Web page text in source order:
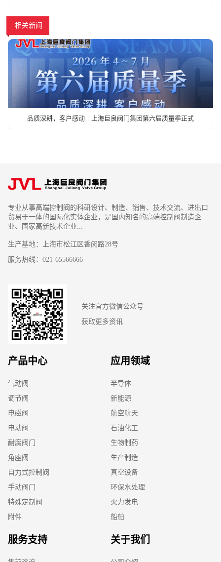
相关新闻
品质深耕，客户感动｜上海巨良阀门集团第六届质量季正式
专业从事高端控制阀的科研设计、制造、销售、技术交流、进出口
贸易于一体的国际化实体企业，是国内知名的高端控制阀制造企
业、国家高新技术企业...
生产基地：上海市松江区香闵路28号
服务热线：021-65566666
关注官方微信公众号
获取更多资讯
产品中心
气动阀
调节阀
电磁阀
电动阀
耐腐阀门
角座阀
自力式控制阀
手动阀门
特殊定制阀
附件
应用领域
半导体
新能源
航空航天
石油化工
生物制药
生产制造
真空设备
环保水处理
火力发电
船舶
服务支持 关于我们